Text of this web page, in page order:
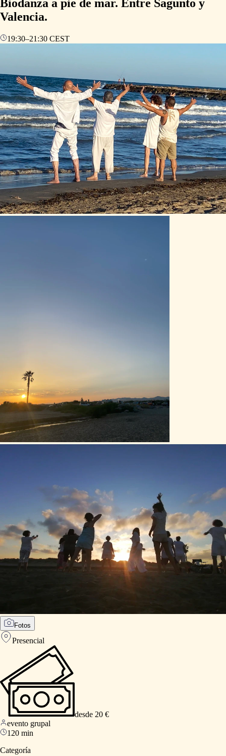
Biodanza a pie de mar. Entre Sagunto y
Valencia.
19:30–21:30 CEST
Fotos
Presencial
desde 20 €
evento grupal
120 min
Categoría